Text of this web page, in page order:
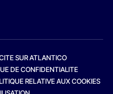
SUR ATLANTICO
DE CONFIDENTIALITE
RELATIVE AUX COOKIES